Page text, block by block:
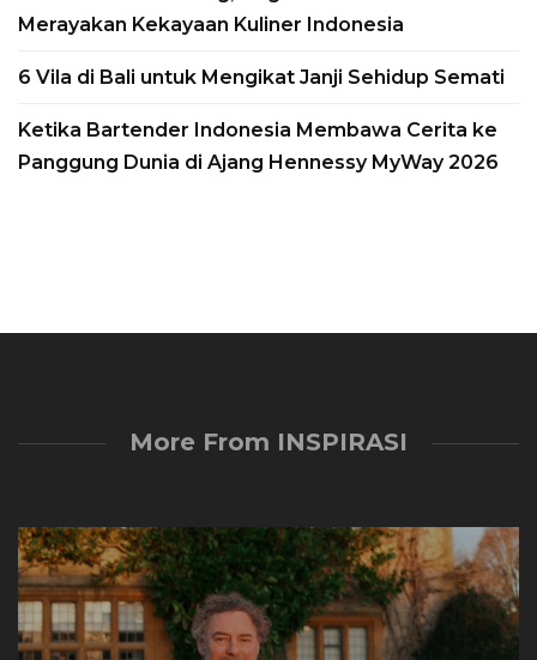
Merayakan Kekayaan Kuliner Indonesia
6 Vila di Bali untuk Mengikat Janji Sehidup Semati
Ketika Bartender Indonesia Membawa Cerita ke
Panggung Dunia di Ajang Hennessy MyWay 2026
More From INSPIRASI